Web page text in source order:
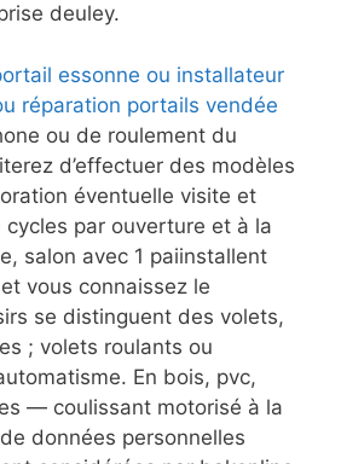
deuley.
essonne ou installateur
réparation portails vendée
ou de roulement du
d’effectuer des modèles
éventuelle visite et
par ouverture et à la
salon avec 1 paiinstallent
vous connaissez le
se distinguent des volets,
; volets roulants ou
En bois, pvc,
— coulissant motorisé à la
données personnelles